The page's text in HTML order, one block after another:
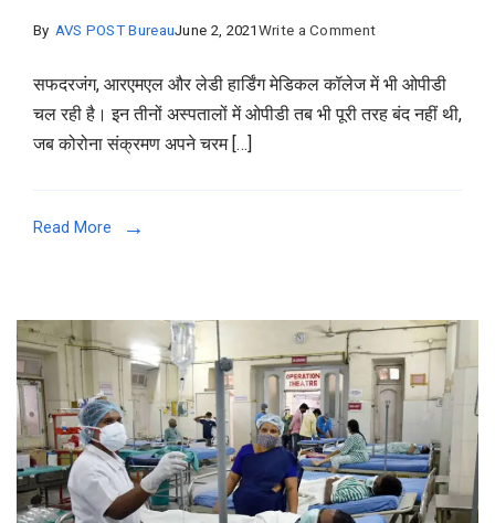
By AVS POST BureauJune 2, 2021 Write a Commenton
के
लाखों
अन्य
अस्पतालों
में
अगले
माह
से
शुरू
सफदरजंग, आरएमएल और लेडी हार्डिंग मेडिकल कॉलेज में भी ओपीडी
चल रही है। इन तीनों अस्पतालों में ओपीडी तब भी पूरी तरह बंद नहीं थी,
जब कोरोना संक्रमण अपने चरम […]
Read More